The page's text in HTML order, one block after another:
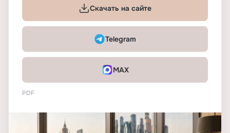
Скачать на сайте
Telegram
MAX
PDF